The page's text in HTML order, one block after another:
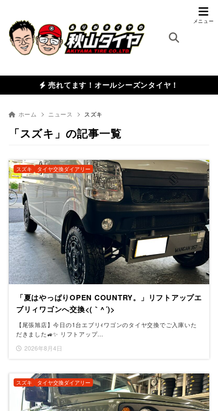
売れてます！オールシーズンタイヤ！
ホーム ニュース スズキ
「スズキ」の記事一覧
「夏はやっぱりOPEN COUNTRY。」リフトアップエ
ブリィワゴンへ交換<(｀^´)>
【尾張旭店】今日の1台エブリｨワゴンのタイヤ交換でご入庫いた
だきました🚙✨ リフトアップ…
2026年8月4日
スズキ タイヤ交換ダイアリー
スズキ タイヤ交換ダイアリー